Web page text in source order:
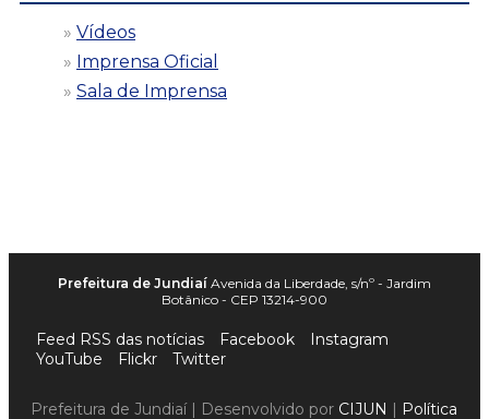
Vídeos
Imprensa Oficial
Sala de Imprensa
Prefeitura de Jundiaí Avenida da Liberdade, s/nº - Jardim
Botânico - CEP 13214-900
Feed RSS das notícias Facebook
Instagram
YouTube
Flickr Twitter
Prefeitura de Jundiaí | Desenvolvido por CIJUN | Política